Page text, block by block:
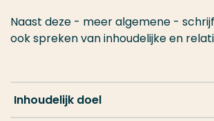
Naast deze - meer algemene -
ook spreken van inhoudelijke en
Inhoudelijk doel